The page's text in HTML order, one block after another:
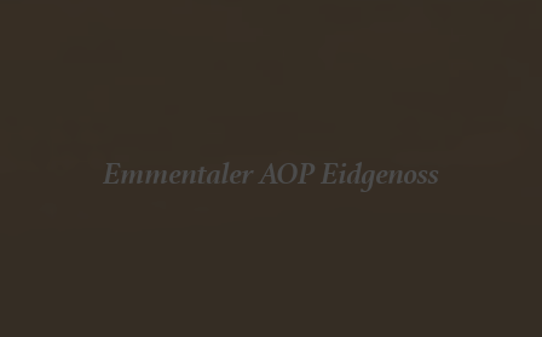
Emmentaler AOP Eidgenoss